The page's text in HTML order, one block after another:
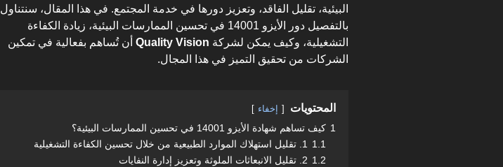
البيئية، تقليل الفاقد، وتعزيز دورها في خدمة المجتمع. في هذا المقال، سنتناول
بالتفصيل دور الأيزو 14001 في تحسين الممارسات البيئية، زيادة الكفاءة
التشغيلية، وكيف يمكن لشركة Quality Vision أن تُساهم بفعالية في تمكين
الشركات من تحقيق التميز في هذا المجال.
المحتويات إخفاء
1 كيف تساهم شهادة الأيزو 14001 في تحسين الممارسات البيئية؟
1.1 1. تقليل استهلاك الموارد الطبيعية من خلال تحسين الكفاءة التشغيلية
1.2 2. تقليل الانبعاثات الملوثة وتعزيز إدارة النفايات